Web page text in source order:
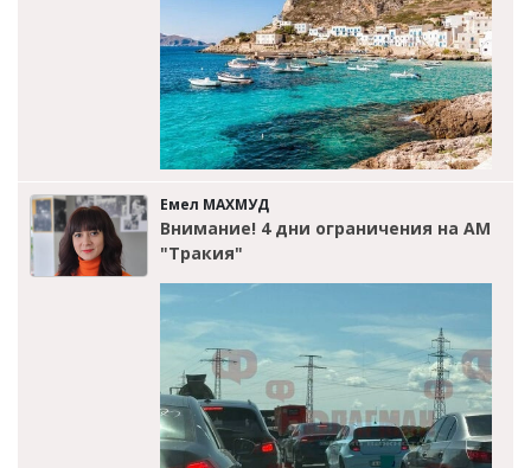
Емел МАХМУД
Внимание! 4 дни ограничения на АМ
"Тракия"